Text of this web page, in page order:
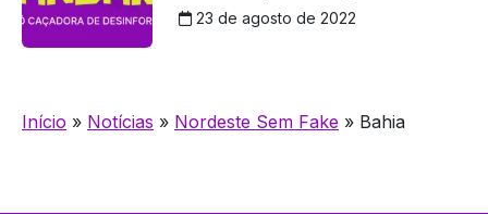
23 de agosto de 2022
Início » Notícias » Nordeste Sem Fake » Bahia